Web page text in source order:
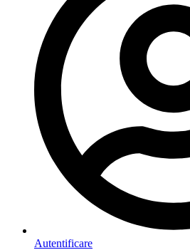
Autentificare